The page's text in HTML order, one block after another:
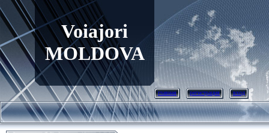
Voiajori
MOLDOVA
главная регистрация вход